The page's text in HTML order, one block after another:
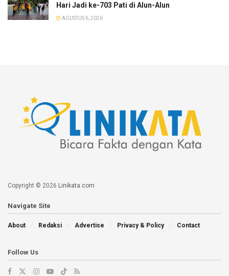
Hari Jadi ke-703 Pati di Alun-Alun
AGUSTUS 6, 2026
Copyright © 2026 Linikata.com
Navigate Site
About Redaksi Advertise Privacy & Policy Contact
Follow Us